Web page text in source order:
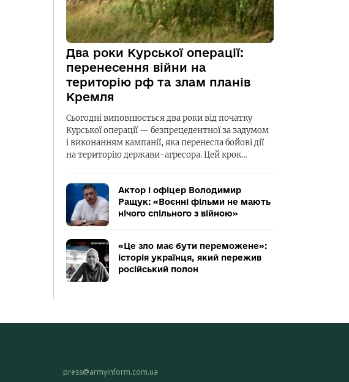
Два роки Курської операції:
перенесення війни на
територію рф та злам планів
Кремля
Сьогодні виповнюється два роки від початку
Курської операції — безпрецедентної за задумом
і виконанням кампанії, яка перенесла бойові дії
на територію держави-агресора. Цей крок…
Актор і офіцер Володимир
Ращук: «Воєнні фільми не мають
нічого спільного з війною»
«Це зло має бути переможене»:
історія українця, який пережив
російський полон
press@armyinform.com.ua